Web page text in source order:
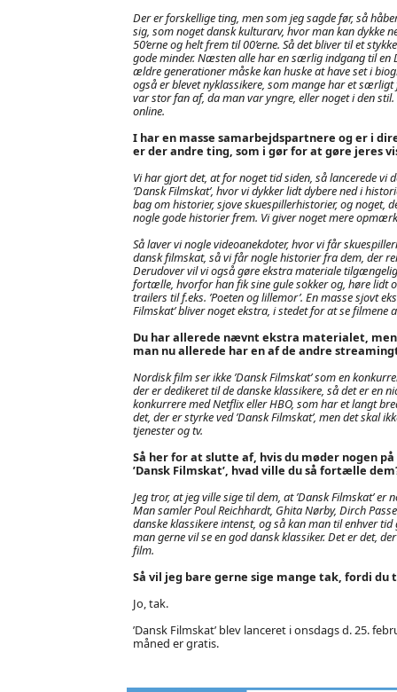
Der er forskellige ting, men som jeg sagde før, så
sig, som noget dansk kulturarv, hvor man kan dykke
50’erne og helt frem til 00’erne. Så det bliver til et
gode minder. Næsten alle har en særlig indgang til en
ældre generationer måske kan huske at have set i
også er blevet nyklassikere, som mange har et
var stor fan af, da man var yngre, eller noget i den
online.
I har en masse samarbejdspartnere og er i
er der andre ting, som i gør for at gøre jeres
Vi har gjort det, at for noget tid siden, så lancerede vi
’Dansk Filmskat’, hvor vi dykker lidt dybere ned i
bag om historier, sjove skuespillerhistorier, og noget,
nogle gode historier frem. Vi giver noget mere
Så laver vi nogle videoanekdoter, hvor vi får
dansk filmskat, så vi får nogle historier fra dem, der
Derudover vil vi også gøre ekstra materiale
fortælle, hvorfor han fik sine gule sokker og, høre lidt
trailers til f.eks. ’Poeten og lillemor’. En masse sjovt
Filmskat’ bliver noget ekstra, i stedet for at se filmene
Du har allerede nævnt ekstra materialet, men
man nu allerede har en af de andre
Nordisk film ser ikke ’Dansk Filmskat’ som en
der er dedikeret til de danske klassikere, så det er en
konkurrere med Netflix eller HBO, som har et langt
det, der er styrke ved ’Dansk Filmskat’, men det skal
tjenester og tv.
Så her for at slutte af, hvis du møder nogen
’Dansk Filmskat’, hvad ville du så fortælle
Jeg tror, at jeg ville sige til dem, at ’Dansk Filmskat’
Man samler Poul Reichhardt, Ghita Nørby, Dirch
danske klassikere intenst, og så kan man til enhver
man gerne vil se en god dansk klassiker. Det er det,
film.
Så vil jeg bare gerne sige mange tak, fordi
Jo, tak.
’Dansk Filmskat’ blev lanceret i onsdags d. 25.
måned er gratis.